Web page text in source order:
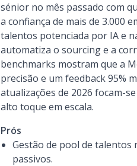
sénior no mês passado com
a confiança de mais de 3.000
talentos potenciada por IA e
automatiza o sourcing e a
benchmarks mostram que a
precisão e um feedback 95%
atualizações de 2026 focam-
alto toque em escala.
Prós
Gestão de pool de talentos
passivos.